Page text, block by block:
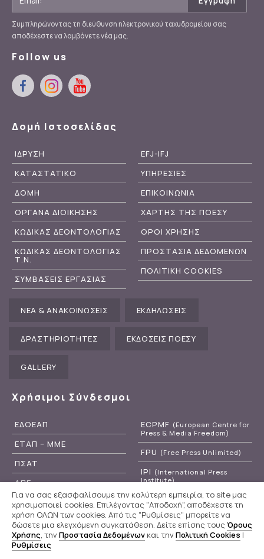
Συμπληρώνοντας τη διεύθυνση ηλεκτρονικού ταχυδρομείου σας
αποδέχεστε να λαμβάνετε νέα μας.
Follow us
Δομή Ιστοσελίδας
ΙΔΡΥΣΗ
ΚΑΤΑΣΤΑΤΙΚΟ
ΔΟΜΗ
ΟΡΓΑΝΑ ΔΙΟΙΚΗΣΗΣ
ΚΩΔΙΚΑΣ ΔΕΟΝΤΟΛΟΓΙΑΣ
ΚΩΔΙΚΑΣ ΔΕΟΝΤΟΛΟΓΙΑΣ
Τ.Ν.
ΣΥΜΒΑΣΕΙΣ ΕΡΓΑΣΙΑΣ
EFJ-IFJ
ΥΠΗΡΕΣΙΕΣ
ΕΠΙΚΟΙΝΩΝΙΑ
ΧΑΡΤΗΣ ΤΗΣ ΠΟΕΣΥ
ΟΡΟΙ ΧΡΗΣΗΣ
ΠΡΟΣΤΑΣΙΑ ΔΕΔΟΜΕΝΩΝ
ΠΟΛΙΤΙΚΗ COOKIES
ΝΕΑ & ΑΝΑΚΟΙΝΩΣΕΙΣ ΕΚΔΗΛΩΣΕΙΣ
ΔΡΑΣΤΗΡΙΟΤΗΤΕΣ ΕΚΔΟΣΕΙΣ ΠΟΕΣΥ
GALLERY
Χρήσιμοι Σύνδεσμοι
ΕΔΟΕΑΠ
ΕΤΑΠ – ΜΜΕ
ΠΣΑΤ
ΑΠΕ
ΕΡΤ
ECPMF (European Centre for
Press & Media Freedom)
FPU (Free Press Unlimited)
IPI (International Press
Institute)
RSF(Reporters Without
Borders)
Για να σας εξασφαλίσουμε την καλύτερη εμπειρία, το site μας
χρησιμοποιεί cookies. Επιλέγοντας "Αποδοχή", αποδέχεστε τη
χρήση ΟΛΩΝ των cookies. Από τις "Ρυθμίσεις" μπορείτε να
δώσετε μια ελεγχόμενη συγκατάθεση. Δείτε επίσης τους Όρους
Χρήσης, τηνΠροστασία Δεδομένων και τηνΠολιτική Cookies |
Ρυθμίσεις